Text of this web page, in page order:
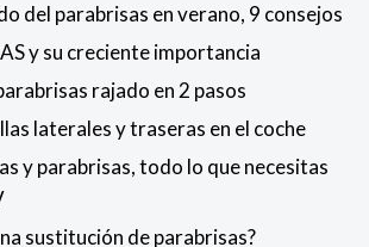
del parabrisas en verano, 9 consejos
y su creciente importancia
rajado en 2 pasos
laterales y traseras en el coche
y parabrisas, todo lo que necesitas
sustitución de parabrisas?